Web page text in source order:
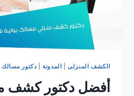
الكشف المنزلى| المدونة دكتور مسالك
أفضل دكتور كشف